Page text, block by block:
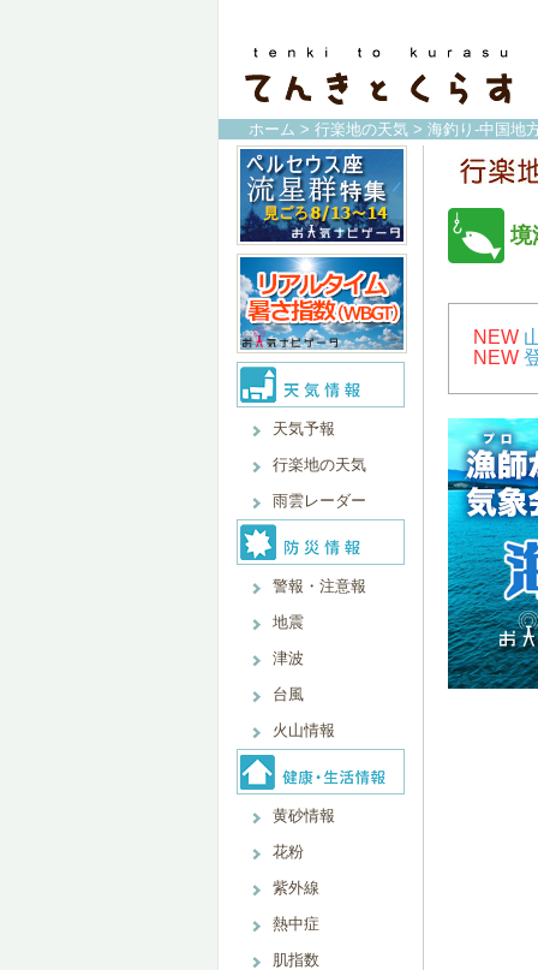
ホーム > 行楽地の天気 > 海釣り-中国地
天気予報
行楽地の天気
雨雲レーダー
警報・注意報
地震
津波
台風
火山情報
黄砂情報
花粉
紫外線
熱中症
肌指数
境
NEW
NEW